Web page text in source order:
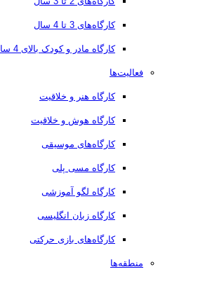
کارگاه‌های 3 تا 4 سال
کارگاه مادر و کودک بالای 4 سال
فعالیت‌ها
کارگاه هنر و خلاقیت
کارگاه هوش و خلاقیت
کارگاه‌های موسیقی
کارگاه مسی پلی
کارگاه لگو آموزشی
کارگاه زبان انگلیسی
کارگاه‌های بازی حرکتی
منطقه‌ها